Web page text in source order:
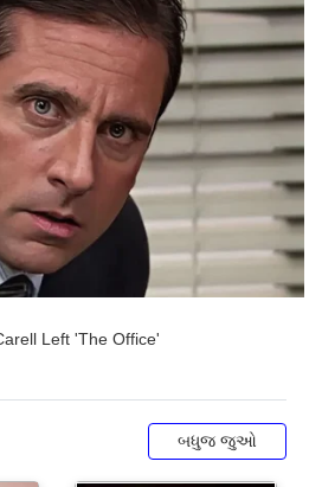
બધુજ જુઓ